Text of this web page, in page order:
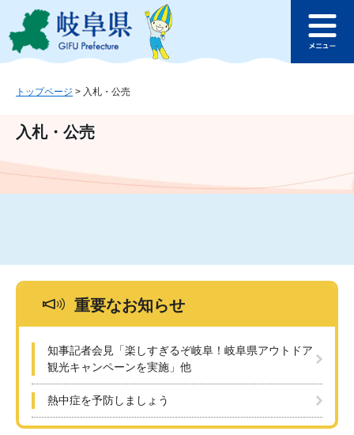
ジ
ュ
文
このページの本文へ
ュ
トップページ > 入札・公売
入札・公売
重要なお知らせ
知事記者会見「楽しすぎるぞ岐阜！岐阜県アウトドア
観光キャンペーンを実施」他
熱中症を予防しましょう